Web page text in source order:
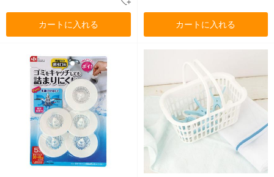
カートに入れる カートに入れる